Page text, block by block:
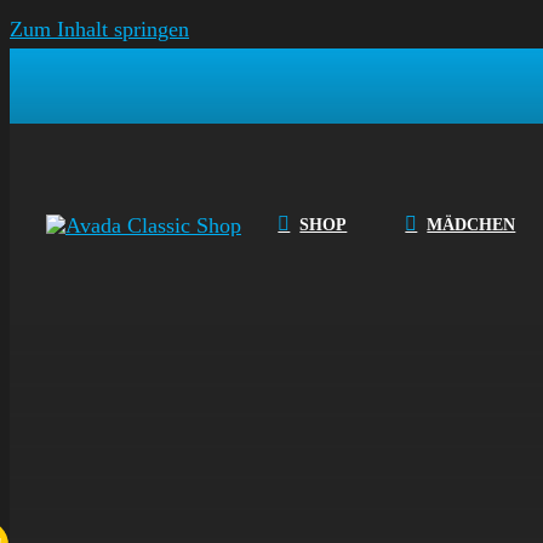
Zum Inhalt springen
SHOP MÄDCHEN